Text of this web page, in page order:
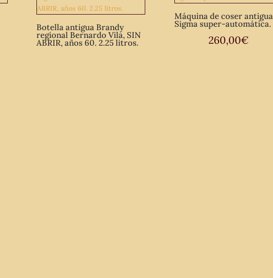
Botella antigua Brandy
regional Bernardo Vila, SIN
ABRIR, años 60. 2.25 litros.
Máquina de coser antigua
Sigma super-automática.
260,00€